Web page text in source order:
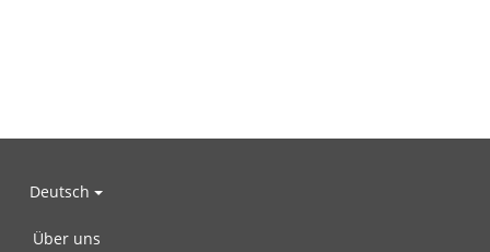
Deutsch
Über uns